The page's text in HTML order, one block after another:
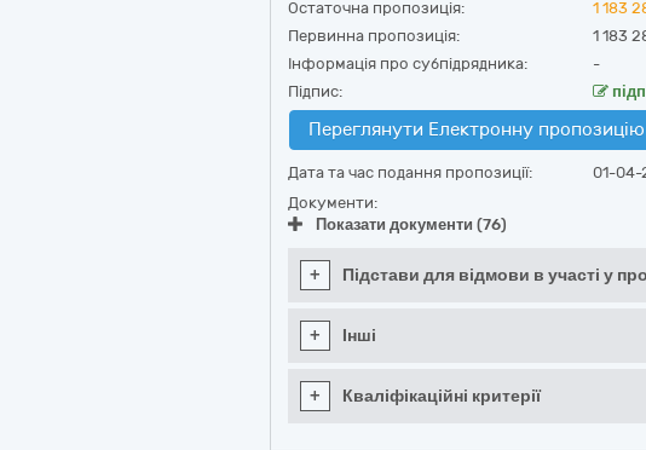
Остаточна пропозиція:
1 183
Первинна пропозиція:
1 183
Інформація про субпідрядника:
-
Підпис:
Переглянути Електронну
Дата та час подання пропозиції:
01-04-
Документи:
Показати документи (76)
+ Підстави для відмови в участі у
+ Інші
+ Кваліфікаційні критерії